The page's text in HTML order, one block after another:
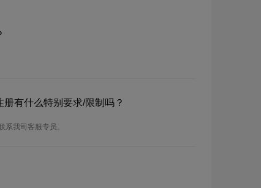
有什么特别要求/限制吗？
系我司客服专员。